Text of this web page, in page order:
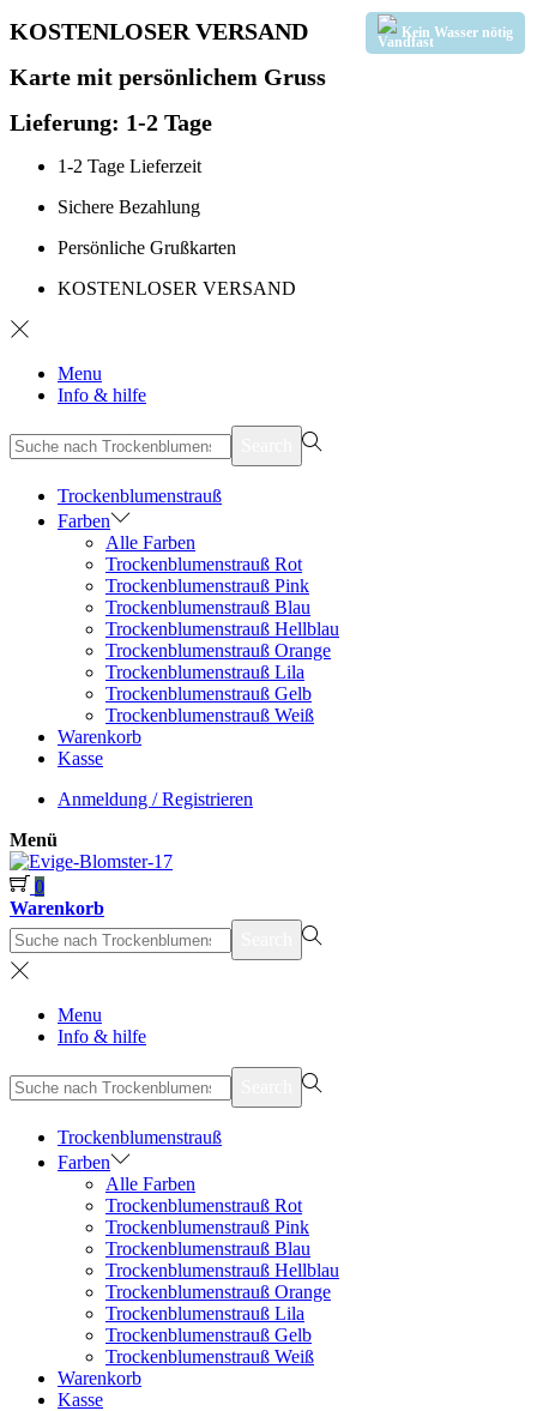
KOSTENLOSER VERSAND
Karte mit persönlichem Gruss
Lieferung: 1-2 Tage
1-2 Tage Lieferzeit
Sichere Bezahlung
Persönliche Grußkarten
KOSTENLOSER VERSAND
Menu
Info & hilfe
suchen
nach>
Trockenblumenstrauß
Farben
Alle Farben
Trockenblumenstrauß Rot
Trockenblumenstrauß Pink
Trockenblumenstrauß Blau
Trockenblumenstrauß Hellblau
Trockenblumenstrauß Orange
Trockenblumenstrauß Lila
Trockenblumenstrauß Gelb
Trockenblumenstrauß Weiß
Warenkorb
Kasse
Anmeldung / Registrieren
Menü
0
Warenkorb
suchen
nach>
Menu
Info & hilfe
suchen
nach>
Trockenblumenstrauß
Farben
Alle Farben
Trockenblumenstrauß Rot
Trockenblumenstrauß Pink
Trockenblumenstrauß Blau
Trockenblumenstrauß Hellblau
Trockenblumenstrauß Orange
Trockenblumenstrauß Lila
Trockenblumenstrauß Gelb
Trockenblumenstrauß Weiß
Warenkorb
Kasse
Kein Wasser nötig